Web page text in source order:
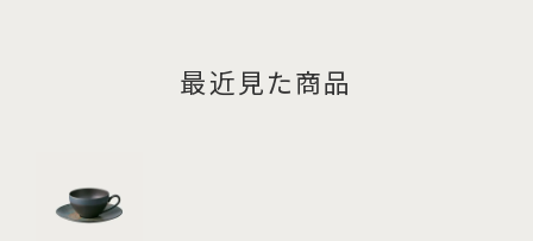
最近見た商品